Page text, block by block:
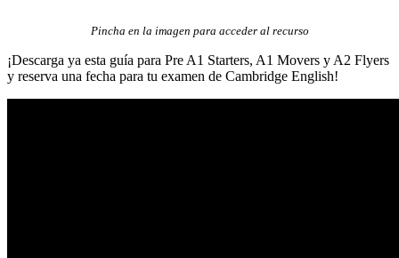
Pincha en la imagen para acceder al recurso
¡Descarga ya esta guía para Pre A1 Starters, A1 Movers y A2 Flyers
y reserva una fecha para tu examen de Cambridge English!